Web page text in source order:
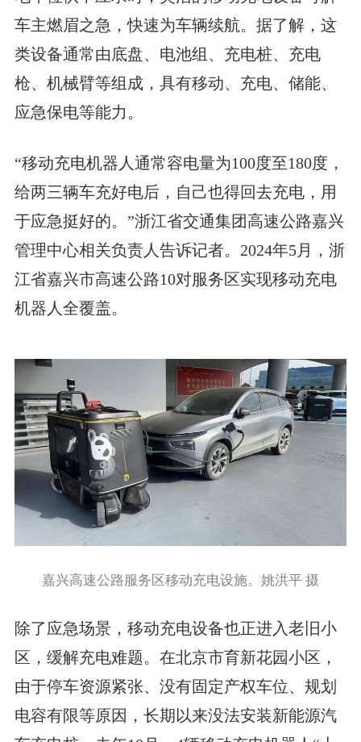
车主燃眉之急，快速为车辆续航。据了解，这
类设备通常由底盘、电池组、充电桩、充电
枪、机械臂等组成，具有移动、充电、储能、
应急保电等能力。
“移动充电机器人通常容电量为100度至180度，
给两三辆车充好电后，自己也得回去充电，用
于应急挺好的。”浙江省交通集团高速公路嘉兴
管理中心相关负责人告诉记者。2024年5月，浙
江省嘉兴市高速公路10对服务区实现移动充电
机器人全覆盖。
嘉兴高速公路服务区移动充电设施。姚洪平 摄
除了应急场景，移动充电设备也正进入老旧小
区，缓解充电难题。在北京市育新花园小区，
由于停车资源紧张、没有固定产权车位、规划
电容有限等原因，长期以来没法安装新能源汽